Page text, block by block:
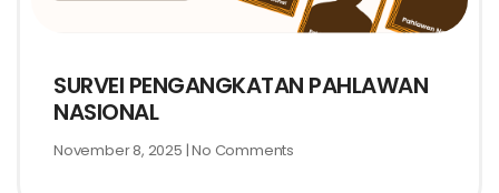
SURVEI PENGANGKATAN PAHLAWAN
NASIONAL
November 8, 2025 No Comments